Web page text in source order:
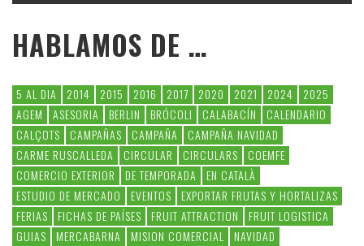
HABLAMOS DE …
5 AL DIA 2014 2015 2016 2017 2020 2021 2024
2025
AGEM
ASESORIA BERLIN BRÓCOLI CALABACÍN
CALENDARIO
CALÇOTS
CAMPAÑAS CAMPAÑA
CAMPAÑA NAVIDAD
CARME RUSCALLEDA
CIRCULAR CIRCULARS
COEMFE
COMERCIO EXTERIOR
DE TEMPORADA
EN CATALÀ
ESTUDIO DE MERCADO
EVENTOS
EXPORTAR FRUTAS Y HORTALIZAS
FERIAS
FICHAS DE PAÍSES FRUIT ATTRACTION
FRUIT LOGISTICA
GUIAS
MERCABARNA MISION COMERCIAL
NAVIDAD